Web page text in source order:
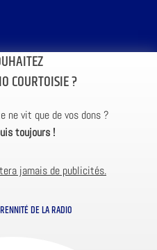
COURTOISIE ?
ne vit que de vos dons ?
toujours !
jamais de publicités.
DE LA RADIO